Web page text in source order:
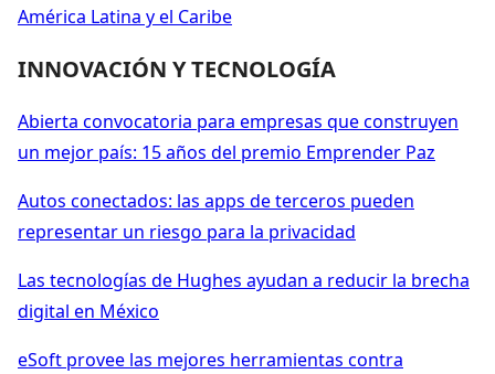
América Latina y el Caribe
INNOVACIÓN Y TECNOLOGÍA
Abierta convocatoria para empresas que construyen
un mejor país: 15 años del premio Emprender Paz
Autos conectados: las apps de terceros pueden
representar un riesgo para la privacidad
Las tecnologías de Hughes ayudan a reducir la brecha
digital en México
eSoft provee las mejores herramientas contra